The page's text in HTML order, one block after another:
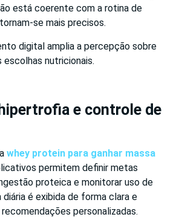
está coerente com a rotina de
se mais precisos.
digital amplia a percepção sobre
nutricionais.
e controle de
whey protein para ganhar massa
permitem definir metas
proteica e monitorar uso de
diária é exibida de forma clara e
personalizadas.